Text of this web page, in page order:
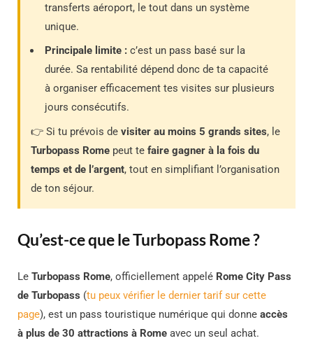
transferts aéroport, le tout dans un système
unique.
Principale limite : c’est un pass basé sur la
durée. Sa rentabilité dépend donc de ta capacité
à organiser efficacement tes visites sur plusieurs
jours consécutifs.
👉 Si tu prévois de visiter au moins 5 grands sites, le
Turbopass Rome peut te faire gagner à la fois du
temps et de l’argent, tout en simplifiant l’organisation
de ton séjour.
Qu’est-ce que le Turbopass Rome ?
Le Turbopass Rome, officiellement appelé Rome City Pass
de Turbopass (tu peux vérifier le dernier tarif sur cette
page), est un pass touristique numérique qui donne accès
à plus de 30 attractions à Rome avec un seul achat.